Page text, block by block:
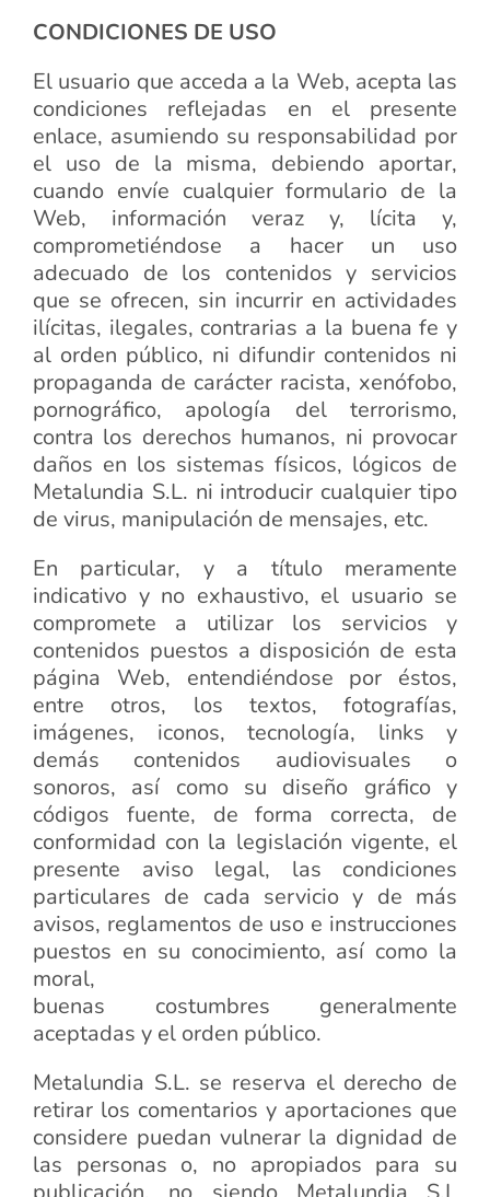
CONDICIONES DE USO
El usuario que acceda a la Web, acepta las
condiciones reflejadas en el presente
enlace, asumiendo su responsabilidad por
el uso de la misma, debiendo aportar,
cuando envíe cualquier formulario de la
Web, información veraz y, lícita y,
comprometiéndose a hacer un uso
adecuado de los contenidos y servicios
que se ofrecen, sin incurrir en actividades
ilícitas, ilegales, contrarias a la buena fe y
al orden público, ni difundir contenidos ni
propaganda de carácter racista, xenófobo,
pornográfico, apología del terrorismo,
contra los derechos humanos, ni provocar
daños en los sistemas físicos, lógicos de
Metalundia S.L. ni introducir cualquier tipo
de virus, manipulación de mensajes, etc.
En particular, y a título meramente
indicativo y no exhaustivo, el usuario se
compromete a utilizar los servicios y
contenidos puestos a disposición de esta
página Web, entendiéndose por éstos,
entre otros, los textos, fotografías,
imágenes, iconos, tecnología, links y
demás contenidos audiovisuales o
sonoros, así como su diseño gráfico y
códigos fuente, de forma correcta, de
conformidad con la legislación vigente, el
presente aviso legal, las condiciones
particulares de cada servicio y de más
avisos, reglamentos de uso e instrucciones
puestos en su conocimiento, así como la
moral,
buenas costumbres generalmente
aceptadas y el orden público.
Metalundia S.L. se reserva el derecho de
retirar los comentarios y aportaciones que
considere puedan vulnerar la dignidad de
las personas o, no apropiados para su